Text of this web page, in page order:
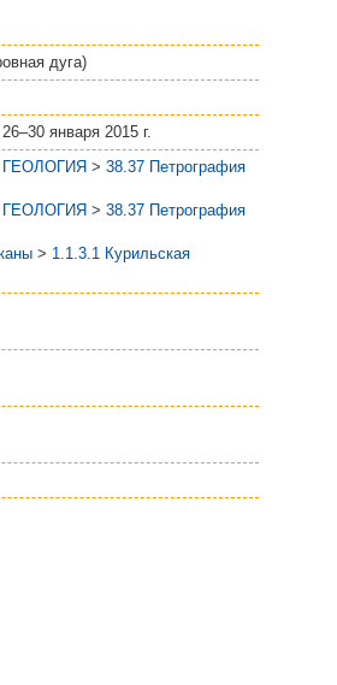
дуга)
января 2015 г.
ГЕОЛОГИЯ > 38.37 Петрография
ГЕОЛОГИЯ > 38.37 Петрография
> 1.1.3.1 Курильская